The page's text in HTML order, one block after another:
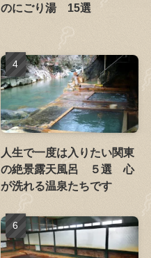
のにごり湯 15選
人生で一度は入りたい関東
の絶景露天風呂 ５選 心
が洗れる温泉たちです